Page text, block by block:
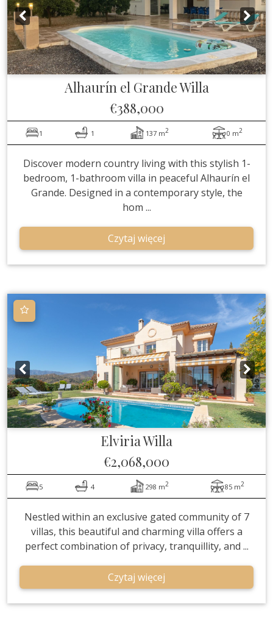
Alhaurín el GrandeWilla
€388,000
1 1 137 m2 0 m2
Discover modern country living with this stylish 1-
bedroom, 1-bathroom villa in peaceful Alhaurín el
Grande. Designed in a contemporary style, the
hom ...
Czytaj więcej
ElviriaWilla
€2,068,000
5 4 298 m2 85 m2
Nestled within an exclusive gated community of 7
villas, this beautiful and charming villa offers a
perfect combination of privacy, tranquillity, and ...
Czytaj więcej